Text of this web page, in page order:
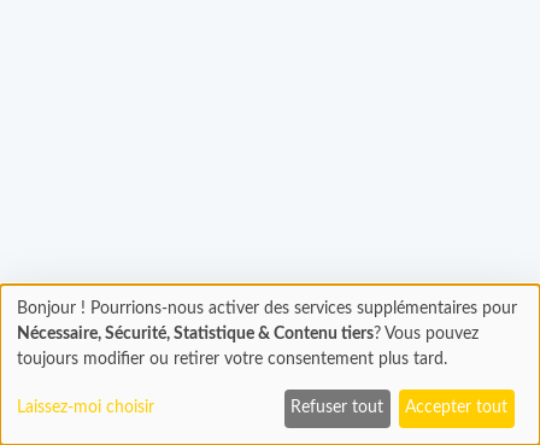
Chargement...Chargement
En cours...
Bonjour ! Pourrions-nous activer des services supplémentaires pour
Nécessaire, Sécurité, Statistique & Contenu tiers? Vous pouvez
toujours modifier ou retirer votre consentement plus tard.
Laissez-moi choisir Refuser tout Accepter tout